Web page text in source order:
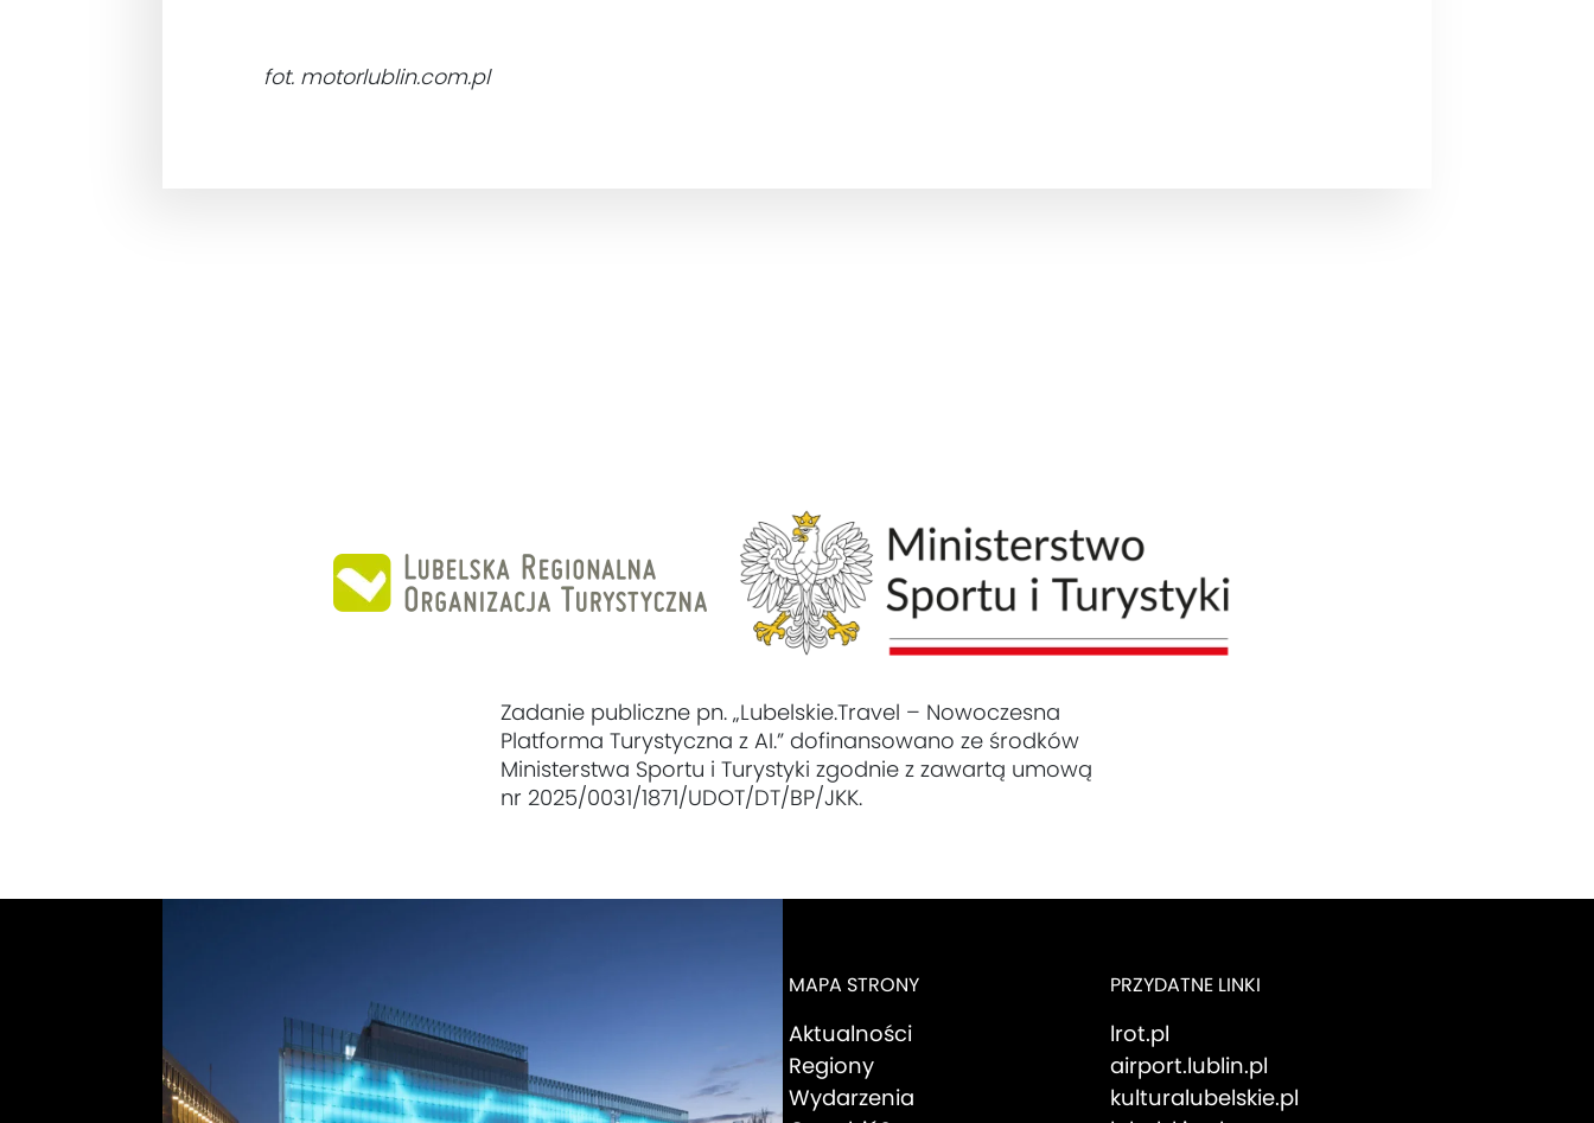
fot. motorlublin.com.pl
Zadanie publiczne pn. „Lubelskie.Travel – Nowoczesna
Platforma Turystyczna z AI.” dofinansowano ze środków
Ministerstwa Sportu i Turystyki zgodnie z zawartą umową
nr 2025/0031/1871/UDOT/DT/BP/JKK.
MAPA STRONY
Aktualności
Regiony
Wydarzenia
PRZYDATNE LINKI
lrot.pl
airport.lublin.pl
kulturalubelskie.pl